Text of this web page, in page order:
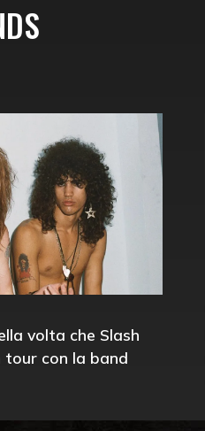
volta che Slash
tour con la band